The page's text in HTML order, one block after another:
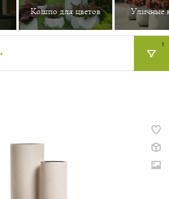
Кашпо для цветов Уличные
1